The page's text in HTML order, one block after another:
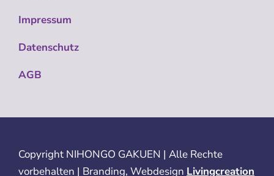
Impressum
Datenschutz
AGB
Copyright NIHONGO GAKUEN | Alle Rechte
vorbehalten | Branding, Webdesign Livingcreation